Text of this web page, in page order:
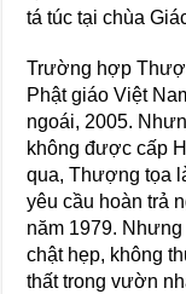
tá túc tại chùa
Trường hợp
Phật giáo Việt
ngoái, 2005.
không được cấp
qua, Thượng tọa
yêu cầu hoàn trả
năm 1979.
chật hẹp, không
thất trong vườn